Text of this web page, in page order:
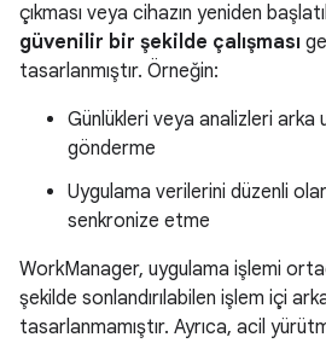
çıkması veya cihazın yeniden
güvenilir bir şekilde çalışması
tasarlanmıştır. Örneğin:
Günlükleri veya analizleri arka
gönderme
Uygulama verilerini düzenli
senkronize etme
WorkManager, uygulama işlemi
şekilde sonlandırılabilen işlem içi
tasarlanmamıştır. Ayrıca, acil